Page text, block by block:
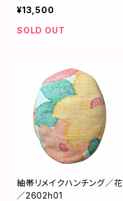
¥13,500
SOLD OUT
紬帯リメイクハンチング／花
／2602h01